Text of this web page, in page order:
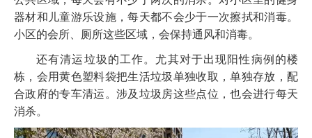
器材和儿童游乐设施，每天都不会少于一次擦拭和消毒。
小区的会所、厕所这些区域，会保持通风和消毒。
还有清运垃圾的工作。尤其对于出现阳性病例的楼
栋，会用黄色塑料袋把生活垃圾单独收取，单独存放，配
合政府的专车清运。涉及垃圾房这些点位，也会进行每天
消杀。